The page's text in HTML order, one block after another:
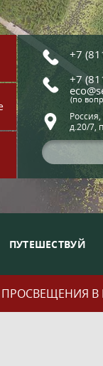
+7
+7
(по
д.20/7,
ПУТЕШЕСТВУЙ
В